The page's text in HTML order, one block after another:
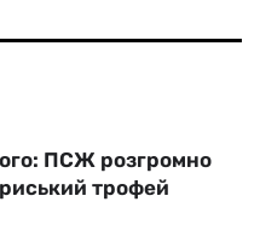
ПСЖ розгромно
трофей